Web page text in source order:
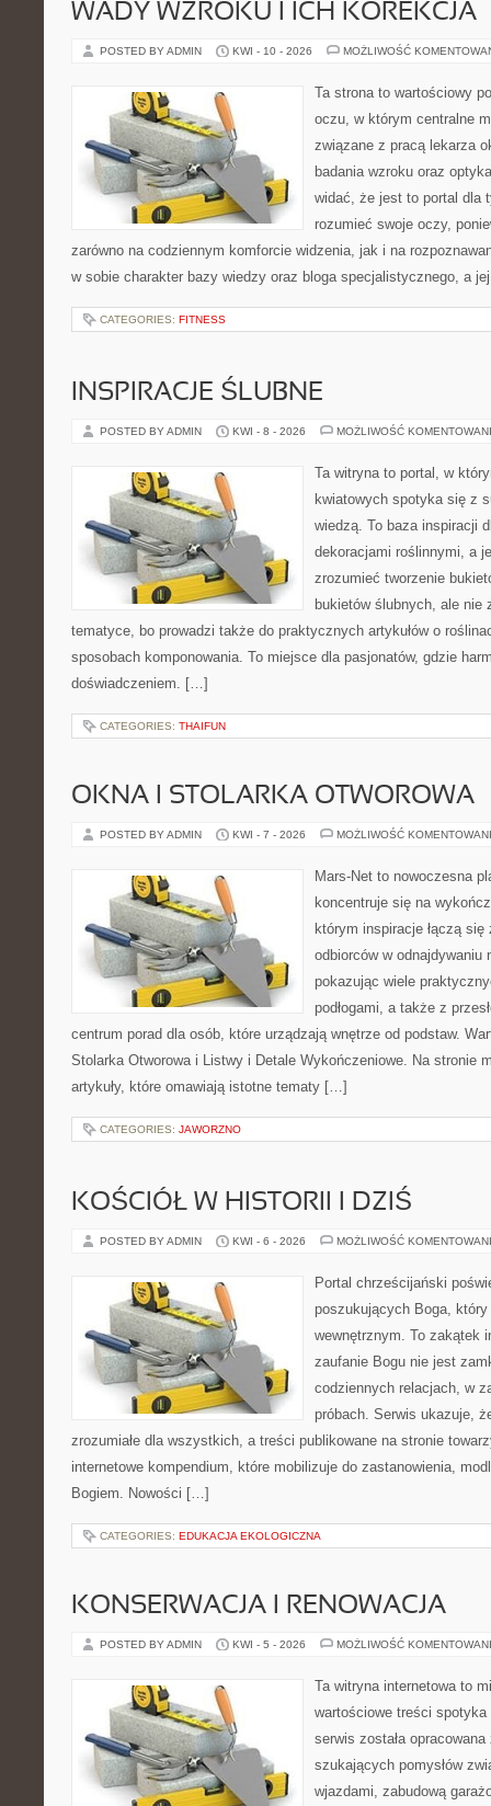
WADY WZROKU I ICH KOREKCJA
POSTED BY ADMIN KWI - 10 - 2026 MOŻLIWOŚĆ
Ta strona to wartościowy
oczu, w którym centralne
związane z pracą lekarza
badania wzroku oraz
widać, że jest to portal dla
rozumieć swoje oczy,
zarówno na codziennym komforcie widzenia, jak i na
w sobie charakter bazy wiedzy oraz bloga specjalistycznego, a
CATEGORIES: FITNESS
INSPIRACJE ŚLUBNE
POSTED BY ADMIN KWI - 8 - 2026 MOŻLIWOŚĆ
Ta witryna to portal, w
kwiatowych spotyka się z
wiedzą. To baza inspiracji
dekoracjami roślinnymi, a
zrozumieć tworzenie
bukietów ślubnych, ale nie
tematyce, bo prowadzi także do praktycznych artykułów o
sposobach komponowania. To miejsce dla pasjonatów, gdzie
doświadczeniem. […]
CATEGORIES: THAIFUN
OKNA I STOLARKA OTWOROWA
POSTED BY ADMIN KWI - 7 - 2026 MOŻLIWOŚĆ
Mars-Net to nowoczesna
koncentruje się na
którym inspiracje łączą
odbiorców w odnajdywaniu
pokazując wiele
podłogami, a także z
centrum porad dla osób, które urządzają wnętrze od podstaw.
Stolarka Otworowa i Listwy i Detale Wykończeniowe. Na stronie
artykuły, które omawiają istotne tematy […]
CATEGORIES: JAWORZNO
KOŚCIÓŁ W HISTORII I DZIŚ
POSTED BY ADMIN KWI - 6 - 2026 MOŻLIWOŚĆ
Portal chrześcijański
poszukujących Boga,
wewnętrznym. To zakątek
zaufanie Bogu nie jest
codziennych relacjach, w
próbach. Serwis ukazuje,
zrozumiałe dla wszystkich, a treści publikowane na stronie
internetowe kompendium, które mobilizuje do zastanowienia,
Bogiem. Nowości […]
CATEGORIES: EDUKACJA EKOLOGICZNA
KONSERWACJA I RENOWACJA
POSTED BY ADMIN KWI - 5 - 2026 MOŻLIWOŚĆ
Ta witryna internetowa to
wartościowe treści
serwis została
szukających pomysłów
wjazdami, zabudową